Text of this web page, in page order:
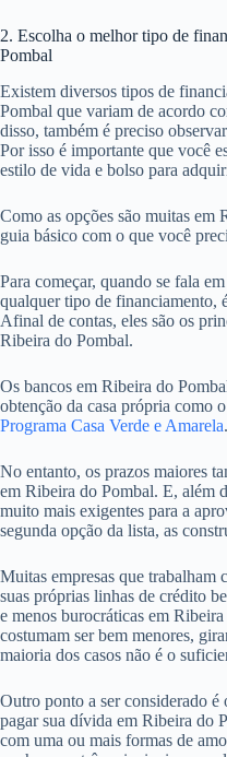
2. Escolha o melhor tipo de
Pombal
Existem diversos tipos de
Pombal que variam de acordo
disso, também é preciso
Por isso é importante que você
estilo de vida e bolso para
Como as opções são muitas em
guia básico com o que você
Para começar, quando se fala
qualquer tipo de financiamento,
Afinal de contas, eles são os
Ribeira do Pombal.
Os bancos em Ribeira do
obtenção da casa própria como
Programa Casa Verde e Amarela.
No entanto, os prazos maiores
em Ribeira do Pombal. E, além
muito mais exigentes para a
segunda opção da lista, as
Muitas empresas que trabalham
suas próprias linhas de crédito
e menos burocráticas em
costumam ser bem menores,
maioria dos casos não é o
Outro ponto a ser considerado é
pagar sua dívida em Ribeira do
com uma ou mais formas de